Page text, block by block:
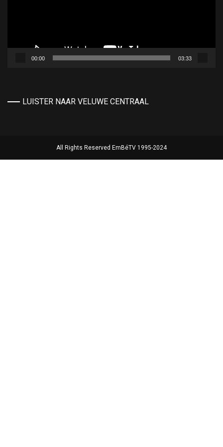
00:00 03:33
LUISTER NAAR VELUWE CENTRAAL
All Rights Reserved EmBéTV 1995-2024